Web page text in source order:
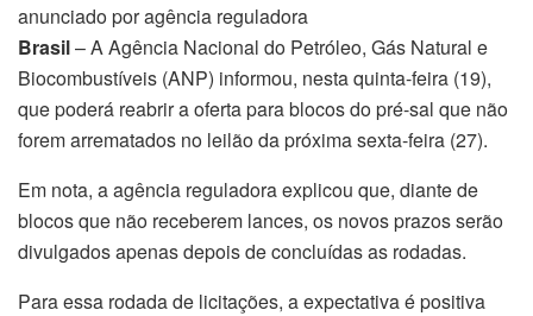
anunciado por agência reguladora
Brasil– A Agência Nacional do Petróleo, Gás Natural e
Biocombustíveis (ANP) informou, nesta quinta-feira (19),
que poderá reabrir a oferta para blocos do pré-sal que não
forem arrematados no leilão da próxima sexta-feira (27).
Em nota, a agência reguladora explicou que, diante de
blocos que não receberem lances, os novos prazos serão
divulgados apenas depois de concluídas as rodadas.
Para essa rodada de licitações, a expectativa é positiva